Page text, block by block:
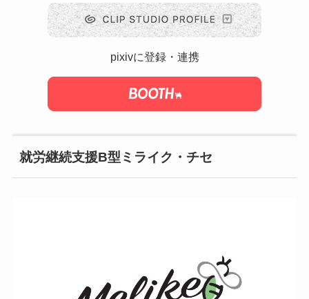
pixivに登録・連携
就労継続支援B型ミライク・チセ